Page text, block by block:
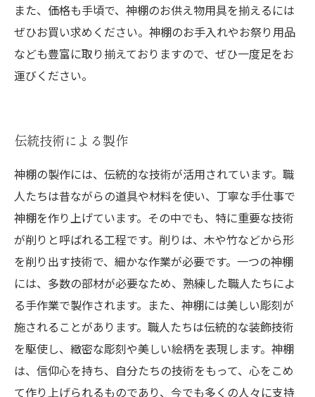
また、価格も手頃で、神棚のお供え物用具を揃えるには
ぜひお買い求めください。神棚のお手入れやお祭り用品
なども豊富に取り揃えておりますので、ぜひ一度足をお
運びください。
伝統技術による製作
神棚の製作には、伝統的な技術が活用されています。職
人たちは昔ながらの道具や材料を使い、丁寧な手仕事で
神棚を作り上げています。その中でも、特に重要な技術
が削りと呼ばれる工程です。削りは、木や竹などから形
を削り出す技術で、細かな作業が必要です。一つの神棚
には、多数の部材が必要なため、熟練した職人たちによ
る手作業で製作されます。また、神棚には美しい彫刻が
施されることがあります。職人たちは伝統的な装飾技術
を駆使し、緻密な彫刻や美しい絵柄を表現します。神棚
は、信仰心を持ち、自分たちの技術をもって、心をこめ
て作り上げられるものであり、今でも多くの人々に支持